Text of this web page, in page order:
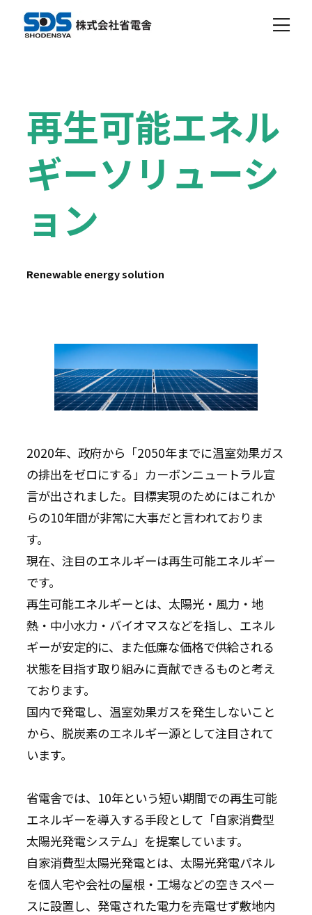
再生可能エネル
ギーソリューシ
ョン
Renewable energy solution
2020年、政府から「2050年までに温室効果ガス
の排出をゼロにする」カーボンニュートラル宣
言が出されました。目標実現のためにはこれか
らの10年間が非常に大事だと言われておりま
す。
現在、注目のエネルギーは再生可能エネルギー
です。
再生可能エネルギーとは、太陽光・風力・地
熱・中小水力・バイオマスなどを指し、エネル
ギーが安定的に、また低廉な価格で供給される
状態を目指す取り組みに貢献できるものと考え
ております。
国内で発電し、温室効果ガスを発生しないこと
から、脱炭素のエネルギー源として注目されて
います。
省電舎では、10年という短い期間での再生可能
エネルギーを導入する手段として「自家消費型
太陽光発電システム」を提案しています。
自家消費型太陽光発電とは、太陽光発電パネル
を個人宅や会社の屋根・工場などの空きスペー
スに設置し、発電された電力を売電せず敷地内